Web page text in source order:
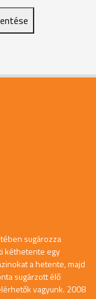
sugározza
kéthetente egy
a hetente, majd
sugárzott élő
vagyunk. 2008